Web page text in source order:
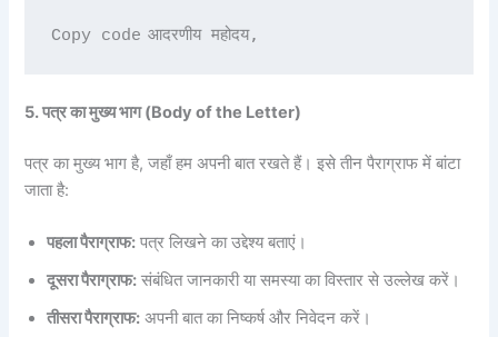
Copy code
5. पत्र का मुख्य भाग (Body of the Letter)
पत्र का मुख्य भाग है, जहाँ हम अपनी बात रखते हैं। इसे तीन पैराग्राफ में बांटा
जाता है:
पहला पैराग्राफ: पत्र लिखने का उद्देश्य बताएं।
दूसरा पैराग्राफ: संबंधित जानकारी या समस्या का विस्तार से उल्लेख करें।
तीसरा पैराग्राफ: अपनी बात का निष्कर्ष और निवेदन करें।